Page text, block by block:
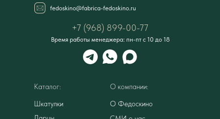
+7 (968) 899-00-77
Время работы менеджера: пн-пт с 10 до 18
Каталог:
Шкатулки
О компании:
О Федоскино
fedoskino@fabrica-fedoskino.ru